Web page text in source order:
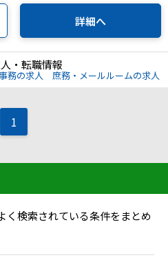
詳細へ
・転職情報
務の求人 庶務・メールルームの求人
1
く検索されている条件をまとめ